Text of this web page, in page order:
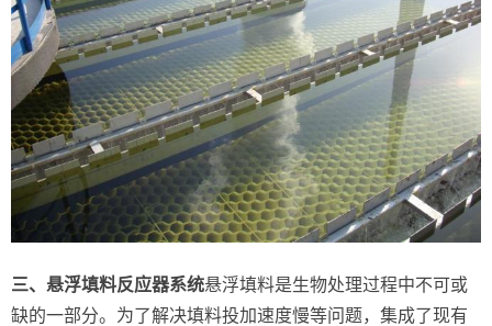
三、悬浮填料反应器系统悬浮填料是生物处理过程中不可或
缺的一部分。为了解决填料投加速度慢等问题，集成了现有